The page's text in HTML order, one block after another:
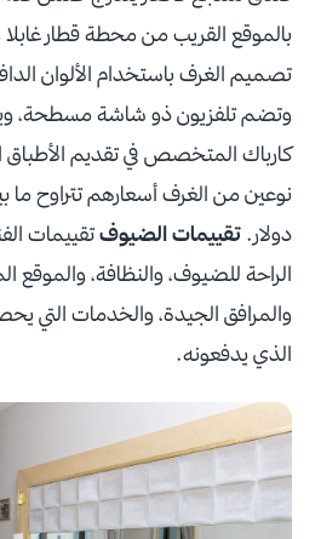
بالموقع القريب من محطة قطار غابلا
تصميم الغرف باستخدام الألوان
وتضم تلفزيون ذو شاشة مسطحة،
كارباك المتخصص في تقديم الأطباق
دولار. تقييمات الضيوفتقييمات
الراحة للضيوف، والنظافة، والموقع
والمرافق الجيدة، والخدمات التي
الذي يدفعونه.